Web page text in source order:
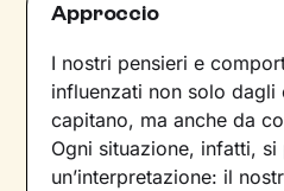
Approccio
I nostri pensieri e
influenzati non solo dagli
capitano, ma anche da
Ogni situazione, infatti,
un’interpretazione: il